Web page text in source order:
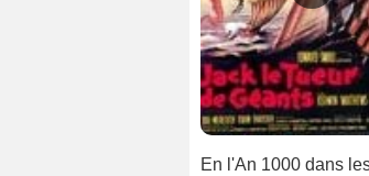
En l'An 1000 dans